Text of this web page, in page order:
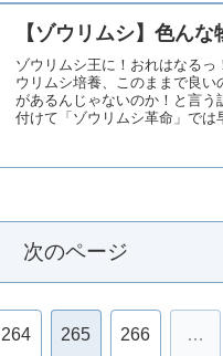
【ゾウリムシ】色ん
ゾウリムシ王に！おれはなる
ウリムシ培養、このままで良
があるんじゃないのか！と言う
付けて「ゾウリムシ革命」では
次のページ
264 265 266 …